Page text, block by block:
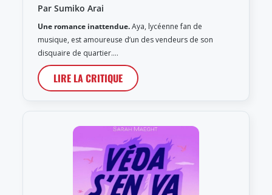
Par Sumiko Arai
Une romance inattendue.Aya, lycéenne fan de
musique, est amoureuse d’un des vendeurs de son
disquaire de quartier.…
LIRE LA CRITIQUE